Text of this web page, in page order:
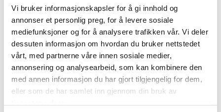
Vi bruker informasjonskapsler for å gi innhold og
annonser et personlig preg, for å levere sosiale
mediefunksjoner og for å analysere trafikken vår. Vi deler
dessuten informasjon om hvordan du bruker nettstedet
vårt, med partnerne våre innen sosiale medier,
annonsering og analysearbeid, som kan kombinere den
med annen informasjon du har gjort tilgjengelig for dem,
eller som de har samlet inn gjennom din bruk av
standarder som beskriver hvilke egenskaper som skal
oppgis for at et produkt skal brukes til et bestemt formål.
EU vurderer endringer i
byggevareforordningen
EU-kommisjonen har satt i gang en prosess for å vurdere
hvordan byggevarer skal reguleres fremover. Ombruk av
byggevarer er et av spørsmålene som diskuteres, og Norge
deltar aktivt i denne prosessen.